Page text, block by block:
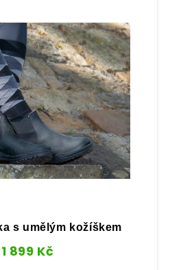
s umělým kožíškem
1 899 Kč